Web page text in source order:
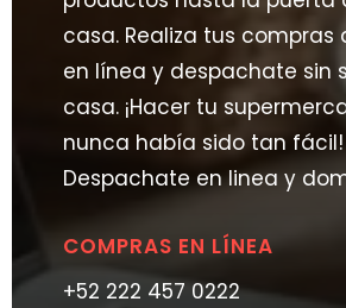
casa. Realiza tus compras
en línea y despachate sin
casa. ¡Hacer tu
nunca había sido tan fácil!
Despachate en linea y
COMPRAS EN LÍNEA
+52 222 457 0222